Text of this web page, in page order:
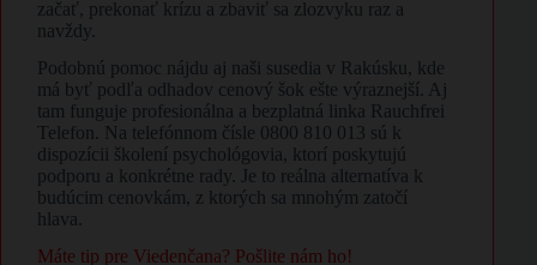
začať, prekonať krízu a zbaviť sa zlozvyku raz a
navždy.
Podobnú pomoc nájdu aj naši susedia v Rakúsku, kde
má byť podľa odhadov cenový šok ešte výraznejší. Aj
tam funguje profesionálna a bezplatná linka Rauchfrei
Telefon. Na telefónnom čísle 0800 810 013 sú k
dispozícii školení psychológovia, ktorí poskytujú
podporu a konkrétne rady. Je to reálna alternatíva k
budúcim cenovkám, z ktorých sa mnohým zatočí
hlava.
Máte tip pre Viedenčana? Pošlite nám ho!